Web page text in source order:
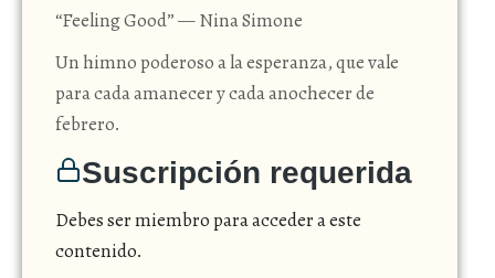
“Feeling Good” — Nina Simone
Un himno poderoso a la esperanza, que vale
para cada amanecer y cada anochecer de
febrero.
Suscripción requerida
Debes ser miembro para acceder a este
contenido.